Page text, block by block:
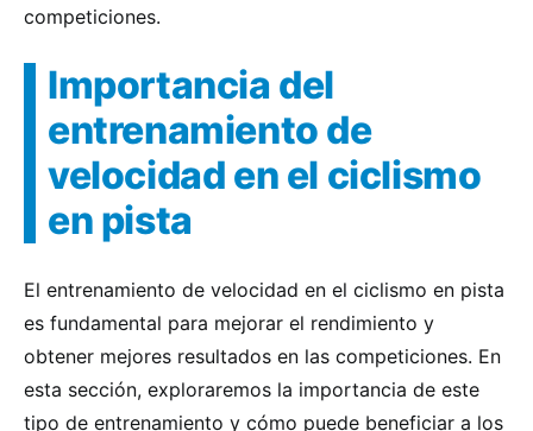
competiciones.
Importancia del
entrenamiento de
velocidad en el ciclismo
en pista
El entrenamiento de velocidad en el ciclismo en pista
es fundamental para mejorar el rendimiento y
obtener mejores resultados en las competiciones. En
esta sección, exploraremos la importancia de este
tipo de entrenamiento y cómo puede beneficiar a los